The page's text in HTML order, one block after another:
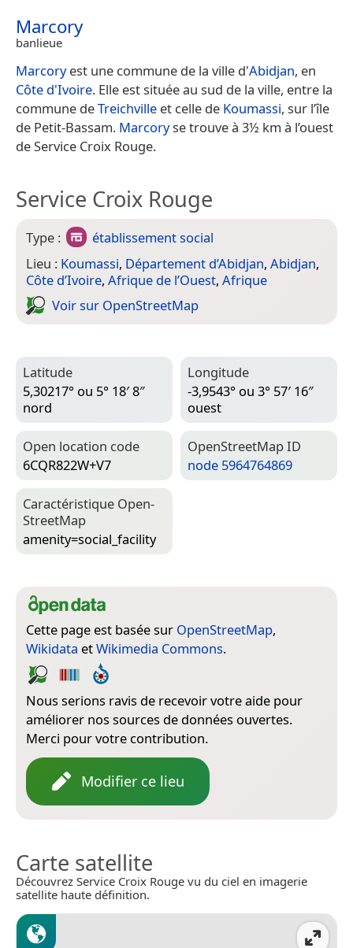
Marcory
banlieue
Marcoryest une commune de la ville d'Abidjan, en
Côte d'Ivoire. Elle est située au sud de la ville, entre la
commune deTreichville et celle de Koumassi, sur l’île
de Petit-Bassam. Marcoryse trouve à 3½ km à l’ouest
de Service Croix Rouge.
Service Croix Rouge
Type :
établissement social
Lieu : Koumassi, Département d’Abidjan, Abidjan,
Côte d’Ivoire, Afrique de l’Ouest, Afrique
Voir sur Open­Street­Map
Latitude
5,30217° ou 5° 18′ 8″
nord
Longitude
-3,9543° ou 3° 57′ 16″
ouest
Open location code
6CQR822W+V7
Open­Street­Map ID
node 5964764869
Caractéristique Open­
Street­Map
amenity=­social_facility
Cette page est basée sur OpenStreetMap,
Wikidata etWikimedia Commons.
Nous serions ravis de recevoir votre aide pour
améliorer nos sources de données ouvertes.
Merci pour votre contribution.
Modifier ce lieu
Carte satellite
Découvrez Service Croix Rouge vu du ciel en imagerie
satellite haute définition.